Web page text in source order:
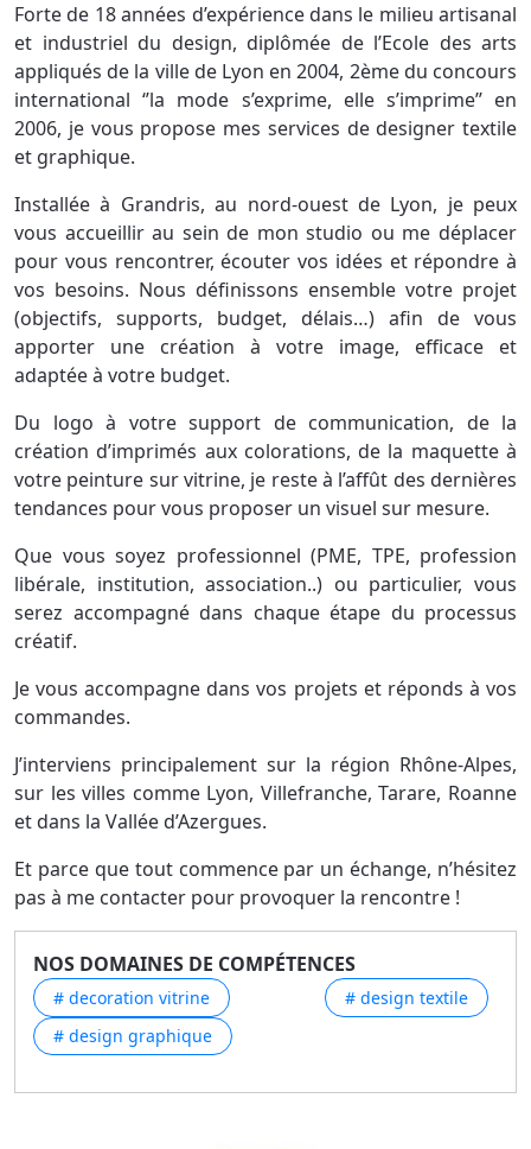
Forte de 18 années d’expérience dans le milieu artisanal
et industriel du design, diplômée de l’Ecole des arts
appliqués de la ville de Lyon en 2004, 2ème du concours
international ‘’la mode s’exprime, elle s’imprime’’ en
2006, je vous propose mes services de designer textile
et graphique.
Installée à Grandris, au nord-ouest de Lyon, je peux
vous accueillir au sein de mon studio ou me déplacer
pour vous rencontrer, écouter vos idées et répondre à
vos besoins. Nous définissons ensemble votre projet
(objectifs, supports, budget, délais…) afin de vous
apporter une création à votre image, efficace et
adaptée à votre budget.
Du logo à votre support de communication, de la
création d’imprimés aux colorations, de la maquette à
votre peinture sur vitrine, je reste à l’affût des dernières
tendances pour vous proposer un visuel sur mesure.
Que vous soyez professionnel (PME, TPE, profession
libérale, institution, association..) ou particulier, vous
serez accompagné dans chaque étape du processus
créatif.
Je vous accompagne dans vos projets et réponds à vos
commandes.
J’interviens principalement sur la région Rhône-Alpes,
sur les villes comme Lyon, Villefranche, Tarare, Roanne
et dans la Vallée d’Azergues.
Et parce que tout commence par un échange, n’hésitez
pas à me contacter pour provoquer la rencontre !
NOS DOMAINES DE COMPÉTENCES
# decoration vitrine
# design textile
# design graphique